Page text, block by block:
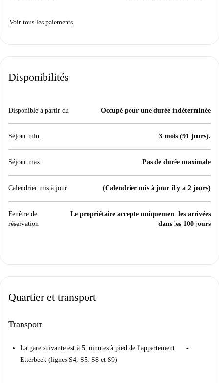
Voir tous les paiements
Disponibilités
Disponible à partir du Occupé pour une durée indéterminée
Séjour min. 3 mois (91 jours).
Séjour max. Pas de durée maximale
Calendrier mis à jour (Calendrier mis à jour il y a 2 jours)
Fenêtre de
réservation
Le propriétaire accepte uniquement les arrivées
dans les 100 jours
Quartier et transport
Transport
La gare suivante est à 5 minutes à pied de l'appartement: -
Etterbeek (lignes S4, S5, S8 et S9)